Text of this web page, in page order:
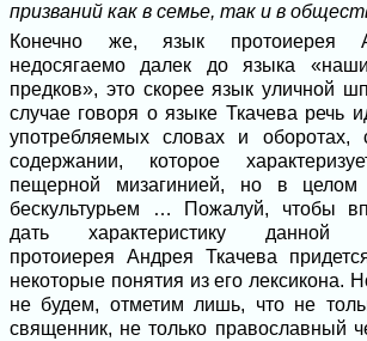
призваний как в семье, так и в
Конечно же, язык протоиерея
недосягаемо далек до языка
предков», это скорее язык уличной
случае говоря о языке Ткачева речь
употребляемых словах и оборотах,
содержании, которое
пещерной мизагинией, но в целом
бескультурьем … Пожалуй, чтобы
дать характеристику данной
протоиерея Андрея Ткачева
некоторые понятия из его лексикона.
не будем, отметим лишь, что не
священник, не только православный